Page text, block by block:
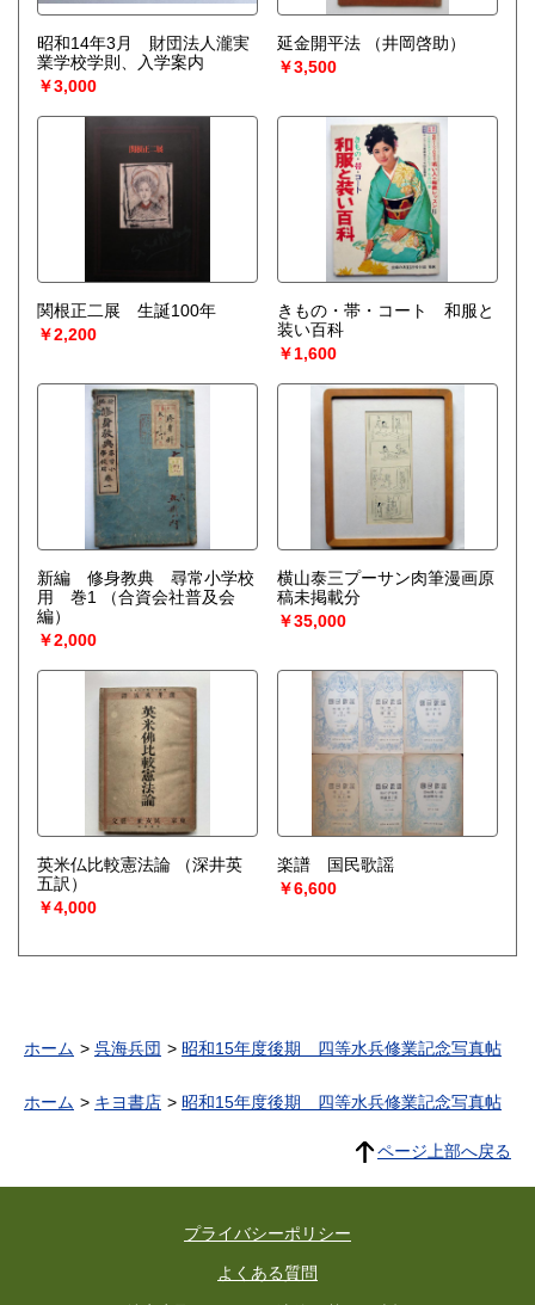
昭和14年3月 財団法人瀧実
業学校学則、入学案内
￥3,000
延金開平法
（井岡啓助）
￥3,500
関根正二展 生誕100年
￥2,200
きもの・帯・コート 和服と
装い百科
￥1,600
新編 修身教典 尋常小学校
用 巻1
（合資会社普及会
編）
￥2,000
横山泰三プーサン肉筆漫画原
稿未掲載分
￥35,000
英米仏比較憲法論
（深井英
五訳）
￥4,000
楽譜 国民歌謡
￥6,600
ホーム 呉海兵団 昭和15年度後期 四等水兵修業記念写真帖
ホーム キヨ書店 昭和15年度後期 四等水兵修業記念写真帖
ページ上部へ戻る
プライバシーポリシー
よくある質問